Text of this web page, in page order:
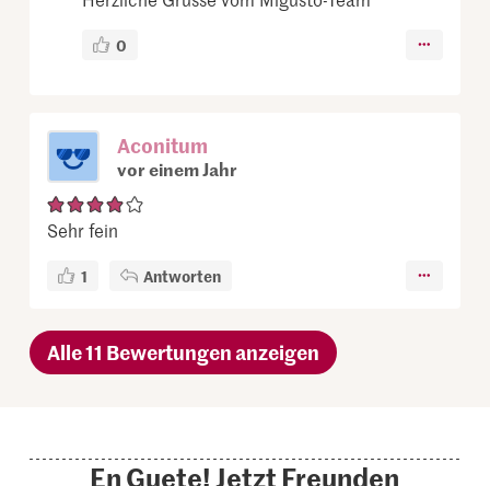
0
Aconitum
vor einem Jahr
Sehr fein
1 Antworten
Alle 11 Bewertungen anzeigen
En Guete! Jetzt Freunden